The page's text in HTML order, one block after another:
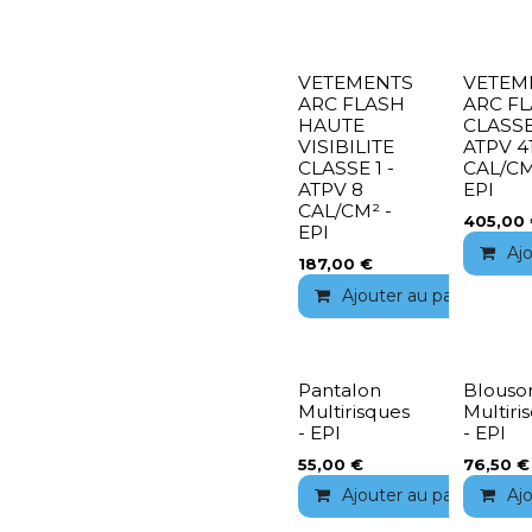
VETEMENTS
ARC FLASH
HAUTE
VISIBILITE
CLASSE 1 -
ATPV 8
CAL/CM² -
EPI
187,00 €
Ajouter au panier
ARC
ATPV 41
CAL/
EPI
405,00
Pantalon
Multirisques
- EPI
55,00 €
Ajouter au panier
- EPI
76,50 €